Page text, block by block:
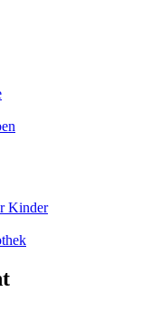
Kinder